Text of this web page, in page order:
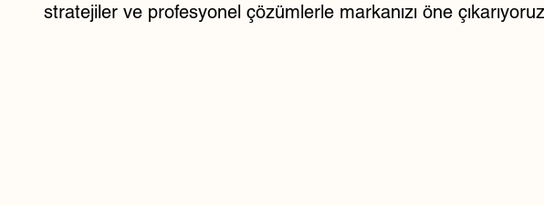
stratejiler ve profesyonel çözümlerle markanızı öne